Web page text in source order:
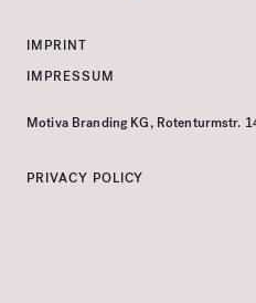
IMPRINT
IMPRESSUM
Motiva Branding KG, Rotenturmstr.
PRIVACY POLICY